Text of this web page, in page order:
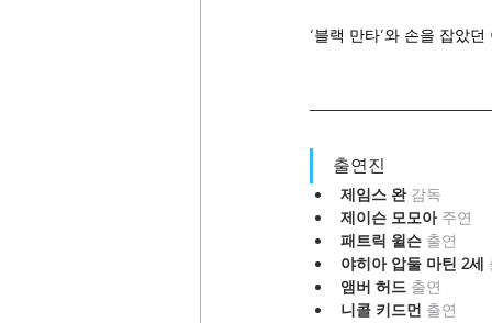
‘블랙 만타’와 손을 잡았
출연진
제임스 완 감독
제이슨 모모아 주연
패트릭 윌슨 출연
야히아 압둘 마틴 2세
앰버 허드 출연
니콜 키드먼 출연